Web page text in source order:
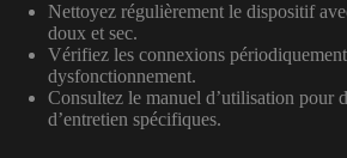
Nettoyez régulièrement le dispositif
doux et sec.
Vérifiez les connexions
dysfonctionnement.
Consultez le manuel d’utilisation pour
d’entretien spécifiques.